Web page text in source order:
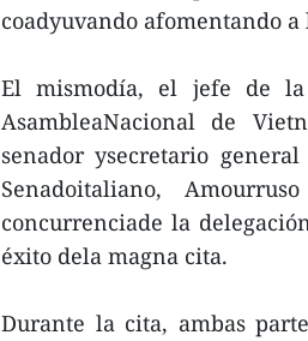
coadyuvando afomentando
El mismodía, el jefe de la
AsambleaNacional de
senador ysecretario
Senadoitaliano,
concurrenciade la
éxito dela magna cita.
Durante la cita, ambas